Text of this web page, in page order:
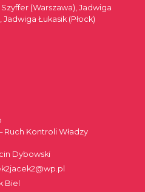
(Warszawa), Jadwiga
Łukasik (Płock)
Kontroli Władzy
Dybowski
Biel